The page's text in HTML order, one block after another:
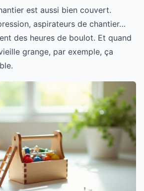
est aussi bien couvert.
aspirateurs de chantier…
des heures de boulot. Et quand
grange, par exemple, ça